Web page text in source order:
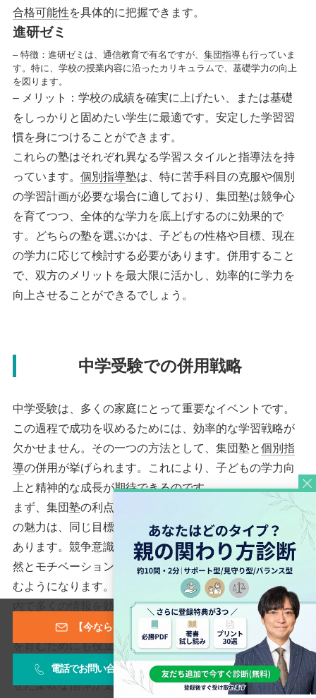
合格可能性を具体的に把握できます。
進研ゼミ
– 特徴：進研ゼミは、通信教育で有名ですが、 集団指導も行っていま
す。特に、学校の授業内容に沿ったカリキュラムで、基礎学力の向上
を図ります。
– メリット：学校の成績を確実に上げたい、または基礎
をしっかりと固めたい学生に最適です。安定した学習習
慣を身につけることができます。
これらの塾はそれぞれ異なる学習スタイルと指導法を持
っています。 個別指導塾は、特に苦手科目の克服や個別
の学習計画が必要な場合に適しており、集団塾は競争心
を育てつつ、全体的な学力を底上げするのに効果的で
す。どちらの塾を選ぶかは、子どもの性格や目標、現在
の学力に応じて検討する必要があります。併用すること
で、双方のメリットを最大限に活かし、効率的に学力を
向上させることができるでしょう。
中学受験での併用戦略
中学受験は、多くの家庭にとって重要なイベントです。
この過程で成功を収めるためには、効率的な学習戦略が
欠かせません。その一つの方法として、集団塾と個別指
導の併用が挙げられます。これにより、子どもの学力向
上と精神的な成長が期待できるのです。
まず、集団塾の利点について考えてみましょう。集団塾
の魅力は、同じ目標を持つ仲間と切磋琢磨できる環境に
あります。競争意識が芽生えることで、子どもたちは自
然とモチベーションを高め、より積極的に学習に取り組
むようになります。また、集団授業では、限られた時間
内で多くの情報を効率的に吸収する力が鍛えられます。
これは、試験本番での限られた時間を有効に使うスキル
を育むためにも役立ちます。
一方、
個別指導の利点は、子どもの個々のニーズに合わ
せた柔軟な指導が受けられる点にあります。特に、特定
【今なら登録特典あり！】メールマガジン
電話でお問い合わせ お問い合わせフォーム